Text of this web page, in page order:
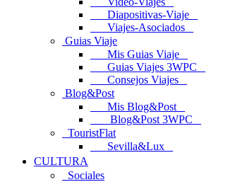
Diapositivas-Viaje
Viajes-Asociados
Guias Viaje
Mis Guias Viaje
Guias Viajes 3WPC
Consejos Viajes
Blog&Post
Mis Blog&Post
Blog&Post 3WPC
TouristFlat
Sevilla&Lux
CULTURA
Sociales